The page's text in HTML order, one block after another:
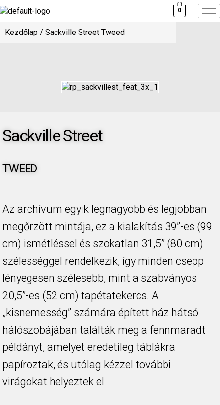
0
Kezdőlap / Sackville Street Tweed
Sackville Street
TWEED
Az archívum egyik legnagyobb és legjobban
megőrzött mintája, ez a kialakítás 39”-es (99
cm) ismétléssel és szokatlan 31,5” (80 cm)
szélességgel rendelkezik, így minden csepp
lényegesen szélesebb, mint a szabványos
20,5”-es (52 cm) tapétatekercs. A
„kisnemesség” számára épített ház hátsó
hálószobájában találták meg a fennmaradt
példányt, amelyet eredetileg táblákra
papíroztak, és utólag kézzel további
virágokat helyeztek el